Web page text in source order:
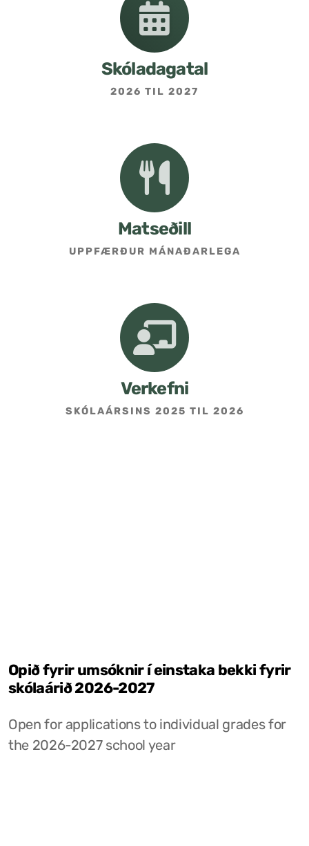
Skóladagatal
2026 TIL 2027
Matseðill
UPPFÆRÐUR MÁNAÐARLEGA
Verkefni
SKÓLAÁRSINS 2025 TIL 2026
Opið fyrir umsóknir í einstaka bekki fyrir
skólaárið 2026-2027
Open for applications to individual grades for
the 2026-2027 school year
Áætlanir og stefnur